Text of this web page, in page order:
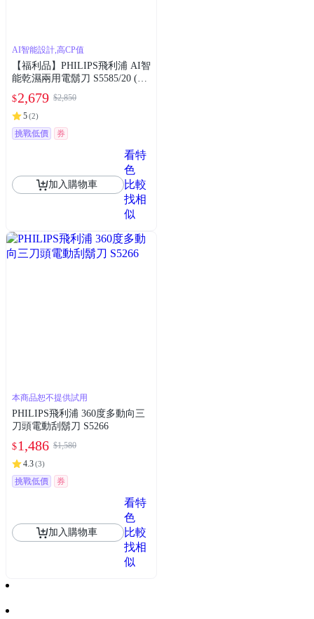
AI智能設計,高CP值
【福利品】PHILIPS飛利浦 AI智
能乾濕兩用電鬍刀 S5585/20 (一
$2,679 $2,850
5(2)
挑戰低價 券
加入購物車
看特
色
比較
找相
似
本商品恕不提供試用
PHILIPS飛利浦 360度多動向三
刀頭電動刮鬍刀 S5266
$1,486 $1,580
4.3(3)
挑戰低價 券
加入購物車
看特
色
比較
找相
似